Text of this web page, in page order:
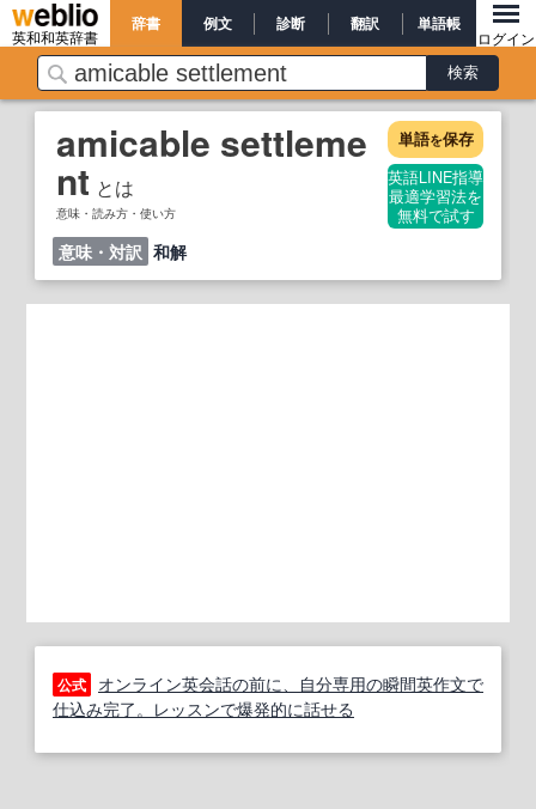
英和和英辞書
辞書 例文 診断 翻訳 単語帳
ログイン
amicable settleme
nt とは
意味・読み方・使い方
単語を保存
英語LINE指導
最適学習法を
無料で試す
意味・対訳 和解
公式
オンライン英会話の前に、自分専用の瞬間英作文で
仕込み完了。レッスンで爆発的に話せる